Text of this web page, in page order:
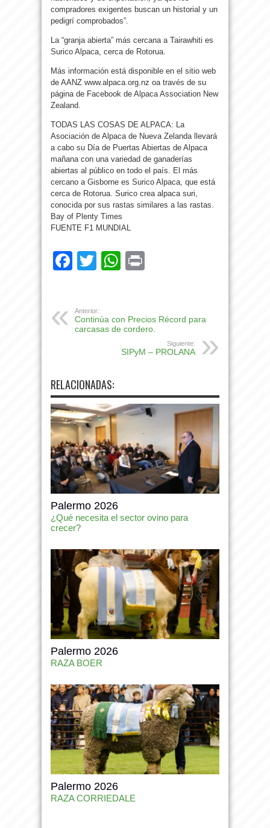
compradores exigentes buscan un historial y un
pedigrí comprobados”.
La “granja abierta” más cercana a Tairawhiti es
Surico Alpaca, cerca de Rotorua.
Más información está disponible en el sitio web
de AANZ www.alpaca.org.nz oa través de su
página de Facebook de Alpaca Association New
Zealand.
TODAS LAS COSAS DE ALPACA: La
Asociación de Alpaca de Nueva Zelanda llevará
a cabo su Día de Puertas Abiertas de Alpaca
mañana con una variedad de ganaderías
abiertas al público en todo el país. El más
cercano a Gisborne es Surico Alpaca, que está
cerca de Rotorua. Surico crea alpaca suri,
conocida por sus rastas similares a las rastas.
Bay of Plenty Times
FUENTE F1 MUNDIAL
Facebook
TwitterWhatsApp
Anterior:
Continúa con Precios Récord para
carcasas de cordero.
Siguiente:
SIPyM – PROLANA
RELACIONADAS:
Palermo 2026
¿Qué necesita el sector ovino para
crecer?
Palermo 2026
RAZA BOER
Palermo 2026
RAZA CORRIEDALE